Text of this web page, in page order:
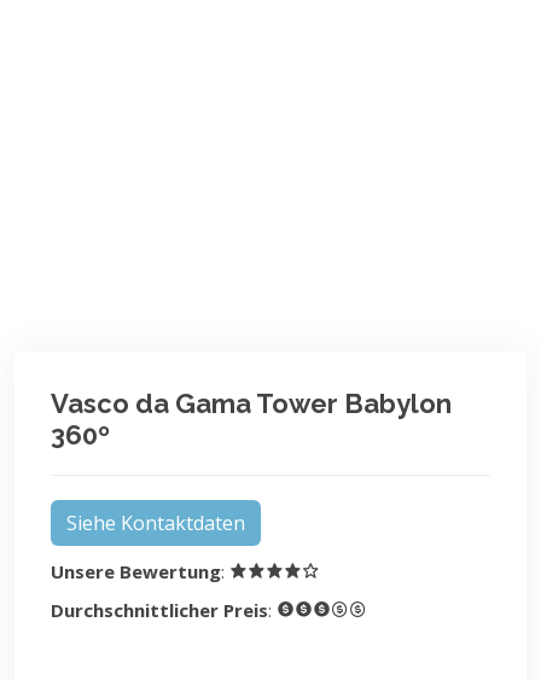
Vasco da Gama Tower Babylon
360º
Siehe Kontaktdaten
Unsere Bewertung:
Durchschnittlicher Preis: